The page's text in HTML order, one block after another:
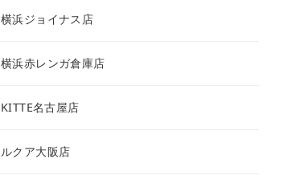
横浜ジョイナス店
横浜赤レンガ倉庫店
KITTE名古屋店
ルクア大阪店